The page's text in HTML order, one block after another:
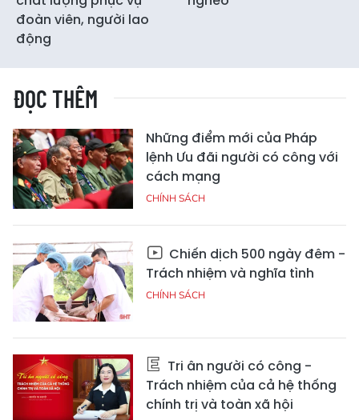
đoàn viên, người lao
động
ĐỌC THÊM
Những điểm mới của Pháp
lệnh Ưu đãi người có công với
cách mạng
CHÍNH SÁCH
Chiến dịch 500 ngày đêm -
Trách nhiệm và nghĩa tình
CHÍNH SÁCH
Tri ân người có công -
Trách nhiệm của cả hệ thống
chính trị và toàn xã hội